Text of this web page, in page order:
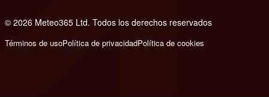
© 2026 Meteo365 Ltd. Todos los derechos reservados
Términos de usoPolítica de privacidadPolítica de cookies